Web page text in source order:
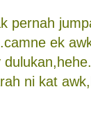
pernah
ek
ni kat